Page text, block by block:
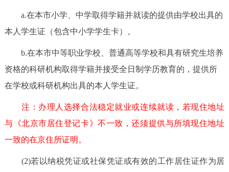
a.在本市小学、中学取得学籍并就读的提供由学校出具的
本人学生证（包含中小学学生卡）。
b.在本市中等职业学校、普通高等学校和具有研究生培养
资格的科研机构取得学籍并接受全日制学历教育的，提供所
在学校或科研机构出具的本人学生证。
注：办理人选择合法稳定就业或连续就读，若现住地址
与《北京市居住登记卡》不一致，还须提供与所填现住地址
一致的在京住所证明。
(2)若以纳税凭证或社保凭证或有效的工作居住证作为居